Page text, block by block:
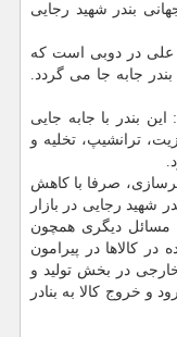
بندر شهید رجایی
علی در دوبی است كه
این بندر جابه جا می گردد.
بندر با جابه جایی
ترانشیپ، تخلیه و
صرفا با كاهش
شهید رجایی در بازار
مسائل دیگری همچون
كالاها در پیرامون
در بخش تولید و
و خروج كالا به بنادر